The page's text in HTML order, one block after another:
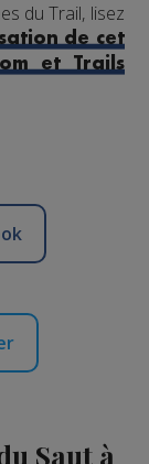
du Trail, lisez
de cet
et Trails
Saut à